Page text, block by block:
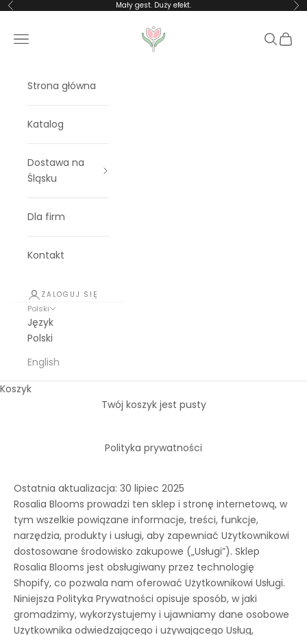
Przejdź do treści
Poprzednie Mały gest. Duży efekt.
Rosalia Blooms
Menu Szukaj
Strona główna
Katalog
Dostawa na
Śląsku
Dla firm
Kontakt
ZALOGUJ SIĘ
Polski
Język
Polski
English
Koszyk
Twój koszyk jest pusty
Polityka prywatności
Ostatnia aktualizacja: 30 lipiec 2025
Rosalia Blooms prowadzi ten sklep i stronę internetową, w
tym wszelkie powiązane informacje, treści, funkcje,
narzędzia, produkty i usługi, aby zapewniać Użytkownikowi
dostosowane środowisko zakupowe („Usługi”). Sklep
Rosalia Blooms jest obsługiwany przez technologię
Shopify, co pozwala nam oferować Użytkownikowi Usługi.
Niniejsza Polityka Prywatności opisuje sposób, w jaki
gromadzimy, wykorzystujemy i ujawniamy dane osobowe
Użytkownika odwiedzającego i używającego Usług,